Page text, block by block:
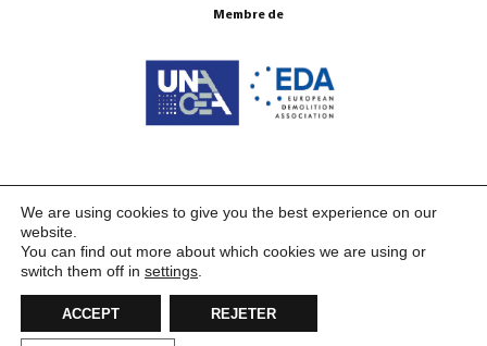
Membre de
We are using cookies to give you the best experience on our
website.
You can find out more about which cookies we are using or
switch them off in settings
ACCEPT REJETER